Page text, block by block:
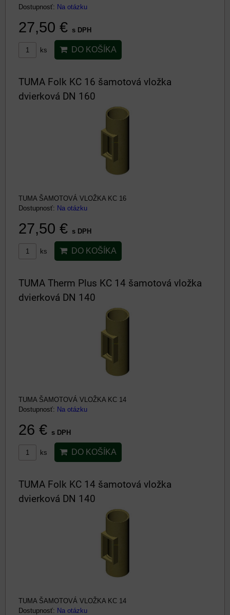
Dostupnosť: Na otázku
27,50 € s DPH
ks DO KOŠÍKA
TUMA Folk KC 16 šamotová vložka
dvierková DN 160
TUMA ŠAMOTOVÁ VLOŽKA KC 16
Dostupnosť: Na otázku
27,50 € s DPH
ks DO KOŠÍKA
TUMA Therm Plus KC 14 šamotová vložka
dvierková DN 140
TUMA ŠAMOTOVÁ VLOŽKA KC 14
Dostupnosť: Na otázku
26 € s DPH
ks DO KOŠÍKA
TUMA Folk KC 14 šamotová vložka
dvierková DN 140
TUMA ŠAMOTOVÁ VLOŽKA KC 14
Dostupnosť: Na otázku